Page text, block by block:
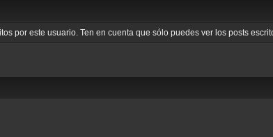
por este usuario. Ten en cuenta que sólo puedes ver los posts